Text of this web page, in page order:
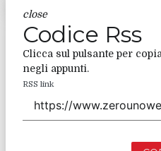
close
Codice Rss
Clicca sul pulsante per
negli appunti.
RSS link